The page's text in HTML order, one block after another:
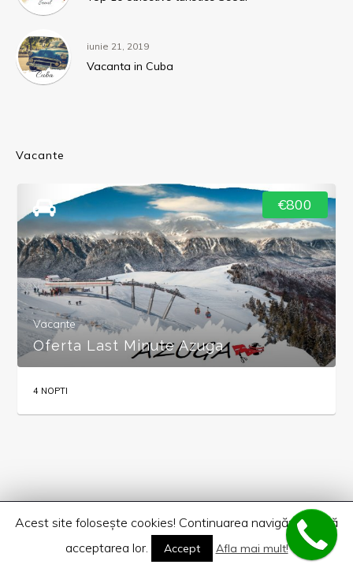
iunie 21, 2019
Vacanta in Cuba
Vacante
€800
Vacante
Oferta Last Minute Azuga
4 NOPTI
Acest site foloseşte cookies! Continuarea navigării implică
acceptarea lor.
Accept Afla mai mult!